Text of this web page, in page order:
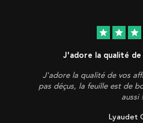
star star star
J'adore la qualité
J'adore la qualité de vos
pas déçus, la feuille est de
aussi
Lyaudet